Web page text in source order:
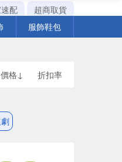
配
超商取貨
服飾鞋包
價格↓ 折扣率